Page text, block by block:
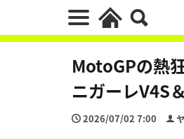
MotoGPの熱
ニガーレV4S
2026/07/02 7:00